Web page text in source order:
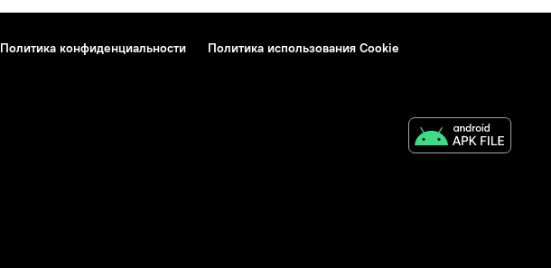
Политика конфиденциальности
Политика использования Cookie